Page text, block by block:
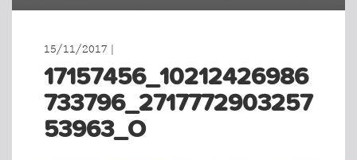
15/11/2017 |
17157456_10212426986
733796_2717772903257
53963_O